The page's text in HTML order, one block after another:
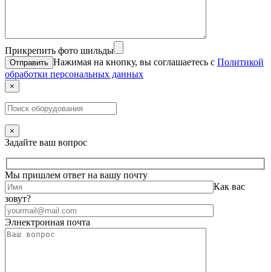
Прикрепить фото шильды
Нажимая на кнопку, вы соглашаетесь с Политикой
обработки персональных данных
×
×
Задайте ваш вопрос
Мы пришлем ответ на вашу почту
Как вас
зовут?
Элнектронная почта